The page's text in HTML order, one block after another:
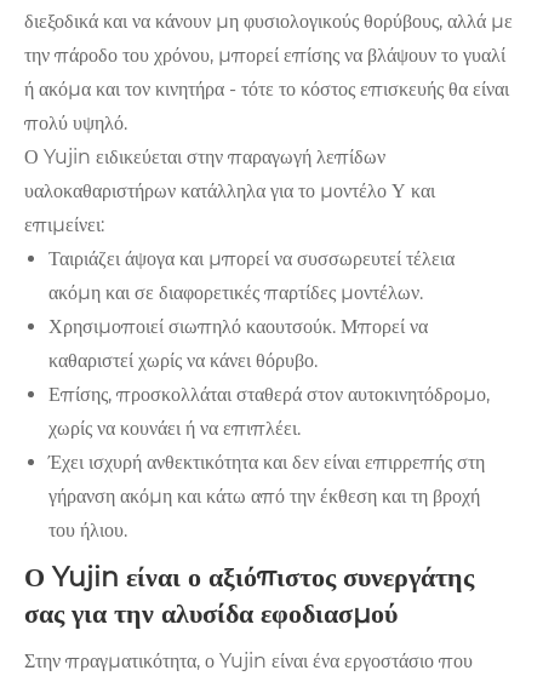
διεξοδικά και να κάνουν μη φυσιολογικούς θορύβους, αλλά με
την πάροδο του χρόνου, μπορεί επίσης να βλάψουν το γυαλί
ή ακόμα και τον κινητήρα - τότε το κόστος επισκευής θα είναι
πολύ υψηλό.
Ο Yujin ειδικεύεται στην παραγωγή λεπίδων
υαλοκαθαριστήρων κατάλληλα για το μοντέλο Υ και
επιμείνει:
Ταιριάζει άψογα και μπορεί να συσσωρευτεί τέλεια
ακόμη και σε διαφορετικές παρτίδες μοντέλων.
Χρησιμοποιεί σιωπηλό καουτσούκ. Μπορεί να
καθαριστεί χωρίς να κάνει θόρυβο.
Επίσης, προσκολλάται σταθερά στον αυτοκινητόδρομο,
χωρίς να κουνάει ή να επιπλέει.
Έχει ισχυρή ανθεκτικότητα και δεν είναι επιρρεπής στη
γήρανση ακόμη και κάτω από την έκθεση και τη βροχή
του ήλιου.
Ο Yujin είναι ο αξιόπιστος συνεργάτης
σας για την αλυσίδα εφοδιασμού
Στην πραγματικότητα, ο Yujin είναι ένα εργοστάσιο που